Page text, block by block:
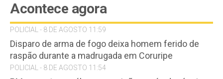
Acontece agora
POLICIAL - 8 DE AGOSTO 11:59
Disparo de arma de fogo deixa homem ferido de
raspão durante a madrugada em Coruripe
POLICIAL - 8 DE AGOSTO 11:54